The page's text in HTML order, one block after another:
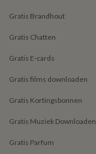
Gratis Brandhout
Gratis Chatten
Gratis E-cards
Gratis films downloaden
Gratis Kortingsbonnen
Gratis Muziek Downloaden
Gratis Parfum